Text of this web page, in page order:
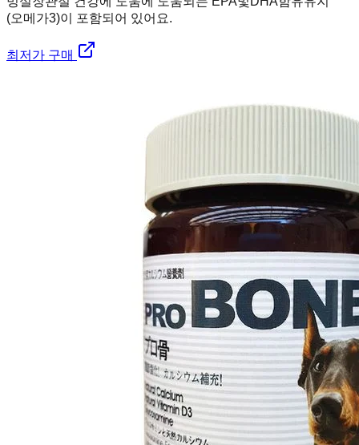
(오메가3)이 포함되어 있어요.
최저가 구매